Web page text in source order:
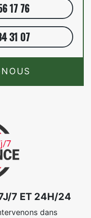
17 76
31 07
7 ET 24H/24
dans